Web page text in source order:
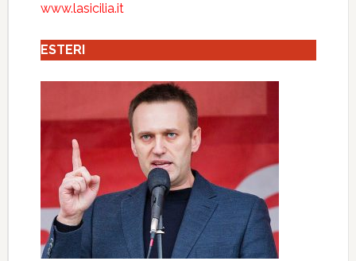
www.lasicilia.it
ESTERI